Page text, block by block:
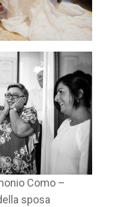
Como –
sposa